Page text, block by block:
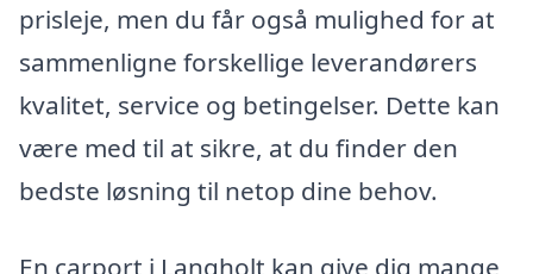
prisleje, men du får også mulighed for at
sammenligne forskellige leverandørers
kvalitet, service og betingelser. Dette kan
være med til at sikre, at du finder den
bedste løsning til netop dine behov.
En carport i Langholt kan give dig mange